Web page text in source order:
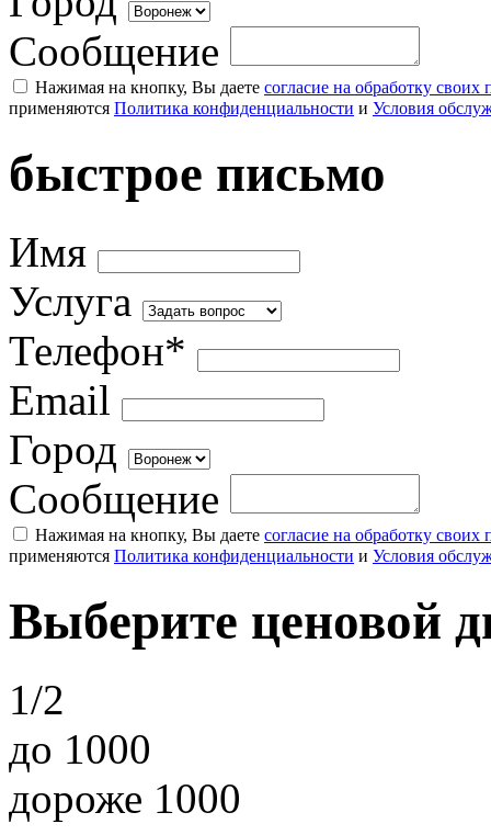
Сообщение
Нажимая на кнопку, Вы даете согласие на обработку
применяются Политика конфиденциальности и Условия
быстрое письмо
Имя
Услуга
Телефон*
Email
Город
Сообщение
Нажимая на кнопку, Вы даете согласие на обработку
применяются Политика конфиденциальности и Условия
Выберите ценовой
1/2
до 1000
дороже 1000